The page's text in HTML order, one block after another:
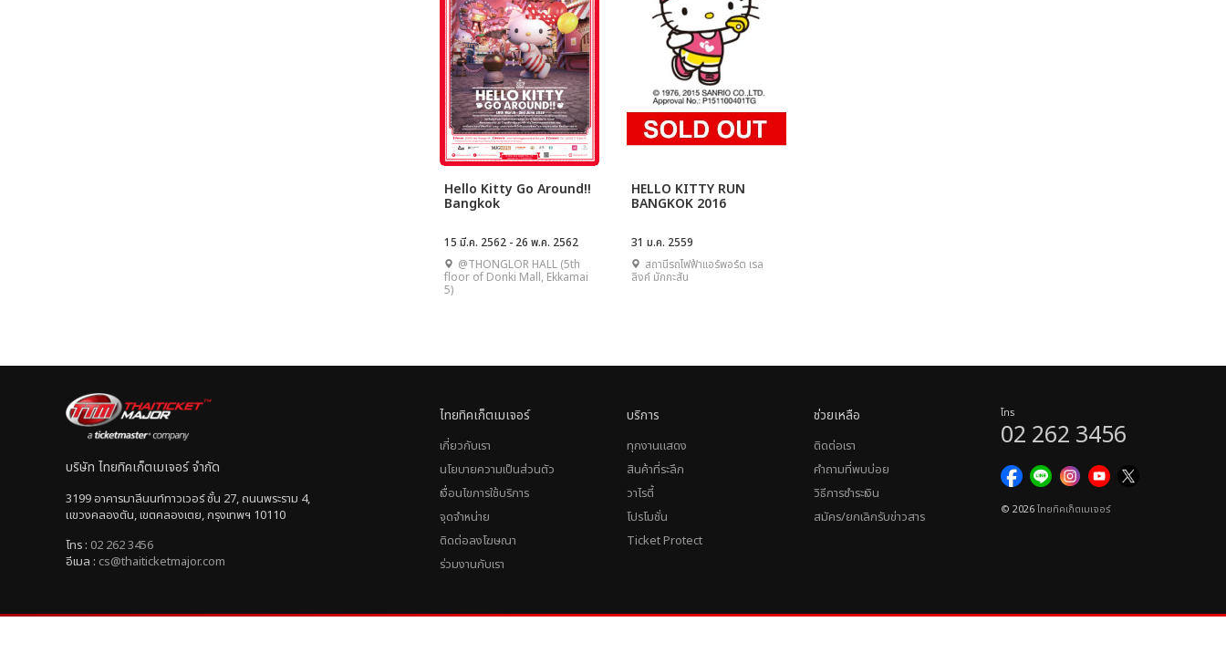
Hello Kitty Go Around!!
Bangkok
15 มี.ค. 2562 - 26 พ.ค. 2562
@THONGLOR HALL (5th
floor of Donki Mall, Ekkamai
5)
HELLO KITTY RUN
BANGKOK 2016
31 ม.ค. 2559
สถานีรถไฟฟ้าแอร์พอร์ต เรล
ลิงค์ มักกะสัน
บริษัท ไทยทิคเก็ตเมเจอร์ จำกัด
3199 อาคารมาลีนนท์ทาวเวอร์ ชั้น 27, ถนนพระราม 4,
แขวงคลองตัน, เขตคลองเตย, กรุงเทพฯ 10110
โทร : 02 262 3456
อีเมล : cs@thaiticketmajor.com
ไทยทิคเก็ตเมเจอร์
เกี่ยวกับเรา
นโยบายความเป็นส่วนตัว
เงื่อนไขการใช้บริการ
จุดจำหน่าย
ติดต่อลงโฆษณา
ร่วมงานกับเรา
บริการ
ทุกงานแสดง
สินค้าที่ระลึก
วาไรตี้
โปรโมชั่น
Ticket Protect
ช่วยเหลือ
ติดต่อเรา
คำถามที่พบบ่อย
วิธีการชำระเงิน
สมัคร/ยกเลิกรับข่าวสาร
โทร
02 262 3456
© 2026ไทยทิคเก็ตเมเจอร์